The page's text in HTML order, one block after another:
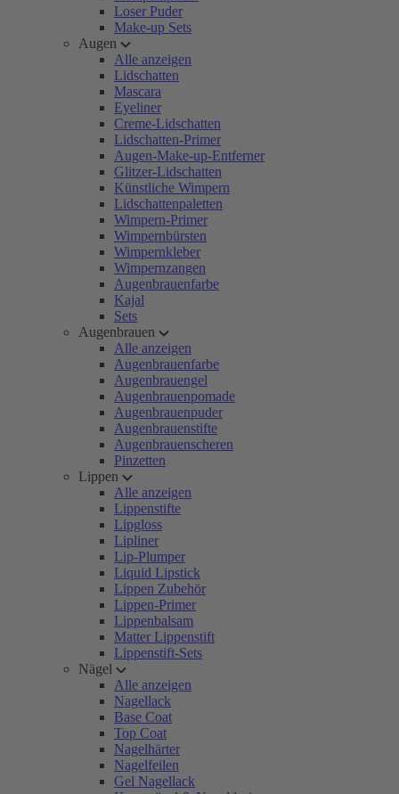
Loser Puder
Make-up Sets
Augen
Alle anzeigen
Lidschatten
Mascara
Eyeliner
Creme-Lidschatten
Lidschatten-Primer
Augen-Make-up-Entferner
Glitzer-Lidschatten
Künstliche Wimpern
Lidschattenpaletten
Wimpern-Primer
Wimpernbürsten
Wimpernkleber
Wimpernzangen
Augenbrauenfarbe
Kajal
Sets
Augenbrauen
Alle anzeigen
Augenbrauenfarbe
Augenbrauengel
Augenbrauenpomade
Augenbrauenpuder
Augenbrauenstifte
Augenbrauenscheren
Pinzetten
Lippen
Alle anzeigen
Lippenstifte
Lipgloss
Lipliner
Lip-Plumper
Liquid Lipstick
Lippen Zubehör
Lippen-Primer
Lippenbalsam
Matter Lippenstift
Lippenstift-Sets
Nägel
Alle anzeigen
Nagellack
Base Coat
Top Coat
Nagelhärter
Nagelfeilen
Gel Nagellack